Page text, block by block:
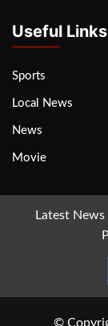
Useful Links
Sports
Local News
News
Movie
Latest News
©